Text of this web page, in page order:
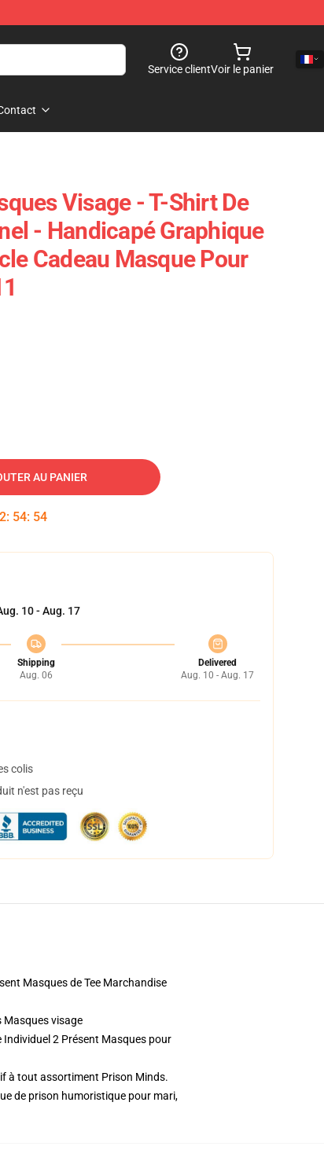
Service clientVoir le panier
Visage - T-Shirt De
- Handicapé Graphique
Cadeau Masque Pour
AU PANIER
: 54: 53
10 - Aug. 17
Shipping
Aug. 06
Delivered
Aug. 10 - Aug. 17
colis
n'est pas reçu
Masques de Tee Marchandise
Masques visage
Individuel 2 Présent Masques pour
à tout assortiment Prison Minds.
de prison humoristique pour mari,